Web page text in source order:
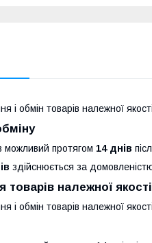
і обмін товарів належної
можливий протягом 14 днів
здійснюється за
належної якості
і обмін товарів належної